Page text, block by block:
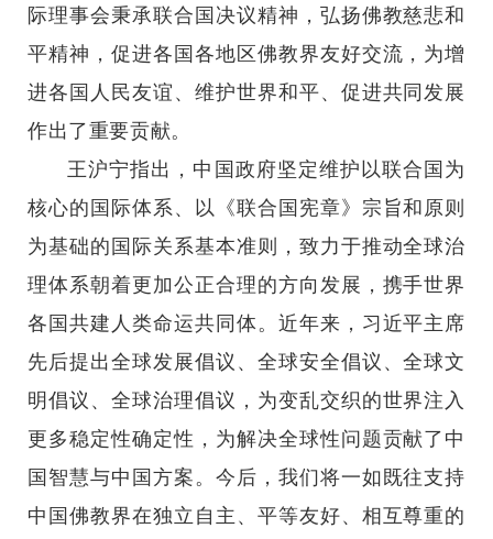
际理事会秉承联合国决议精神，弘扬佛教慈悲和
平精神，促进各国各地区佛教界友好交流，为增
进各国人民友谊、维护世界和平、促进共同发展
作出了重要贡献。
王沪宁指出，中国政府坚定维护以联合国为
核心的国际体系、以《联合国宪章》宗旨和原则
为基础的国际关系基本准则，致力于推动全球治
理体系朝着更加公正合理的方向发展，携手世界
各国共建人类命运共同体。近年来，习近平主席
先后提出全球发展倡议、全球安全倡议、全球文
明倡议、全球治理倡议，为变乱交织的世界注入
更多稳定性确定性，为解决全球性问题贡献了中
国智慧与中国方案。今后，我们将一如既往支持
中国佛教界在独立自主、平等友好、相互尊重的